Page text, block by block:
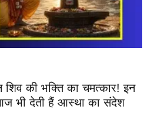
की भक्ति का चमत्कार! इन
भी देती हैं आस्था का संदेश